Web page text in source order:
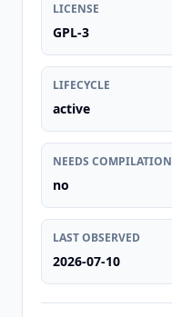
LICENSE
GPL-3
LIFECYCLE
active
NEEDS COMPILATION
no
LAST OBSERVED
2026-07-10